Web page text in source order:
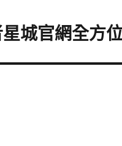
城官網全方